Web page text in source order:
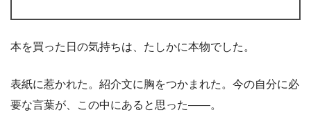
本を買った日の気持ちは、たしかに本物でした。
表紙に惹かれた。紹介文に胸をつかまれた。今の自分に必
要な言葉が、この中にあると思った――。